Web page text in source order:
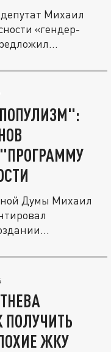
Михаил
«гендер-
Думы Михаил
ПОЛУЧИТЬ
ЖКУ